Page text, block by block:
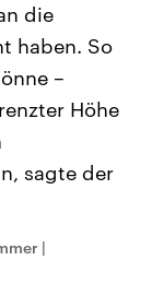
Beiträge,
und
die Vereinigten
Ländern
Einfluss auf
die
haben. So
–
Höhe
sagte der
|